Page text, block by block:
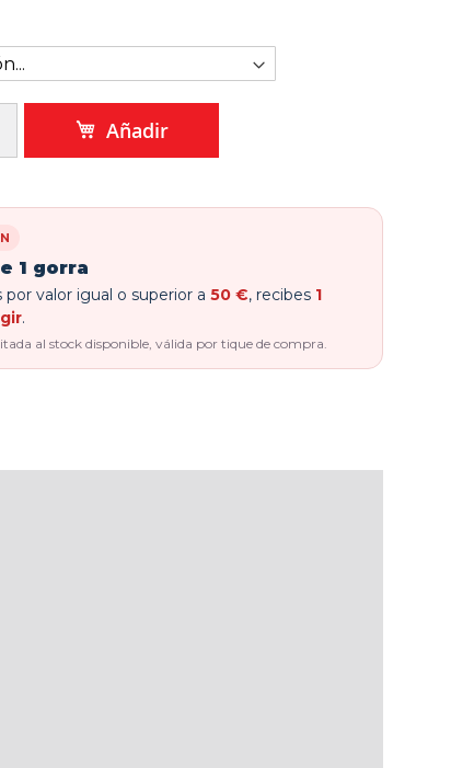
Añadir
1 gorra
por valor igual o superior a 50 €, recibes 1
.
al stock disponible, válida por tique de compra.